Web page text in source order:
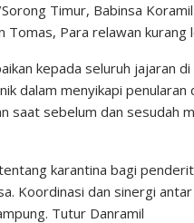
Timur, Babinsa
Para relawan kurang
kepada seluruh jajaran
dalam menyikapi
saat sebelum dan sesudah
karantina bagi
Koordinasi dan sinergi
Tutur Danramil